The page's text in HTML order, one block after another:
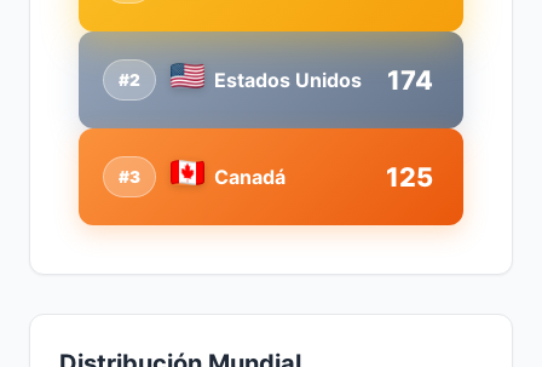
#2 Estados Unidos 174
#3 Canadá 125